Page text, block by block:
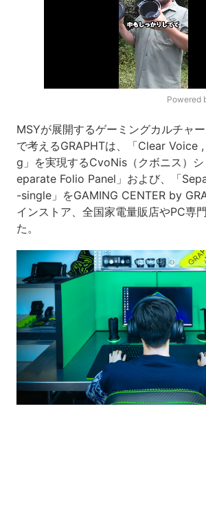
Powered
MSYが展開するゲーミングカルチャ
で考えるGRAPHTは、「Clear Voice
g」を実現するCvoNis（クボニス）
eparate Folio Panel」および、「
-single」をGAMING CENTER by
インストア、全国家電量販店やPC専
た。